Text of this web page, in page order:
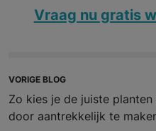
Vraag nu gratis
VORIGE BLOG
Zo kies je de juiste
door aantrekkelijk te